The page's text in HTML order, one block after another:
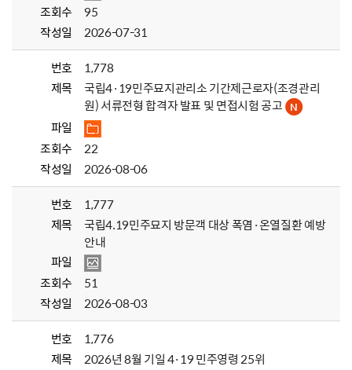
조회수
95
작성일
2026-07-31
번호
1,778
제목
국립4·19민주묘지관리소 기간제근로자(조경관리
원) 서류전형 합격자 발표 및 면접시험 공고
파일
조회수
22
작성일
2026-08-06
번호
1,777
제목
국립4.19민주묘지 방문객 대상 폭염·온열질환 예방
안내
파일
조회수
51
작성일
2026-08-03
번호
1,776
제목
2026년 8월 기일 4·19 민주영령 25위